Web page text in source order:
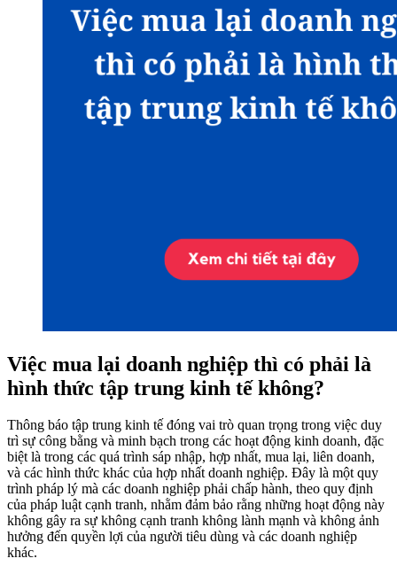
Việc mua lại doanh nghiệp thì có phải là
hình thức tập trung kinh tế không?
Thông báo tập trung kinh tế đóng vai trò quan trọng trong việc duy
trì sự công bằng và minh bạch trong các hoạt động kinh doanh, đặc
biệt là trong các quá trình sáp nhập, hợp nhất, mua lại, liên doanh,
và các hình thức khác của hợp nhất doanh nghiệp. Đây là một quy
trình pháp lý mà các doanh nghiệp phải chấp hành, theo quy định
của pháp luật cạnh tranh, nhằm đảm bảo rằng những hoạt động này
không gây ra sự không cạnh tranh không lành mạnh và không ảnh
hưởng đến quyền lợi của người tiêu dùng và các doanh nghiệp
khác.